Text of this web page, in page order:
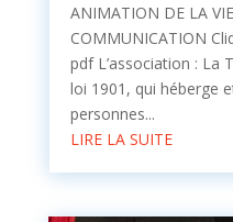
ANIMATION DE LA
COMMUNICATION
pdf L’association : La
loi 1901, qui héberge
personnes...
LIRE LA SUITE